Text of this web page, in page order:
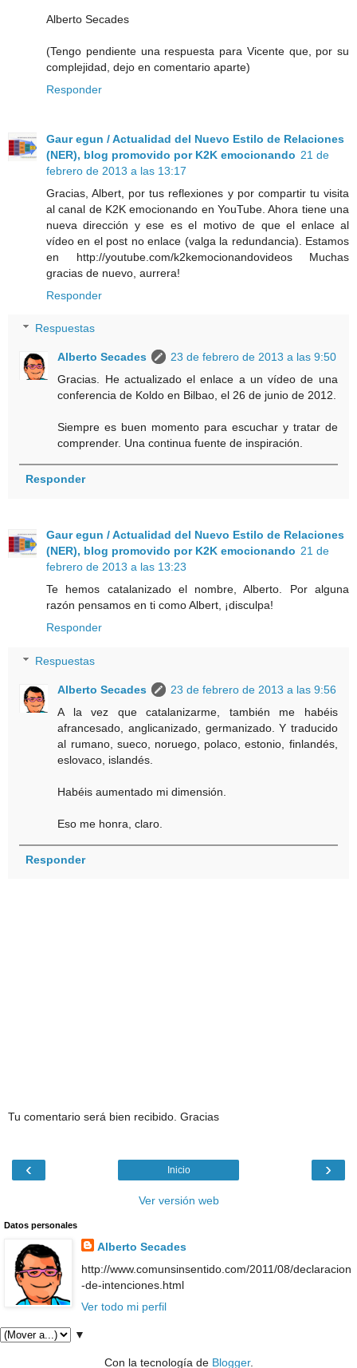
Alberto Secades
(Tengo pendiente una respuesta para Vicente que, por su
complejidad, dejo en comentario aparte)
Responder
Gaur egun / Actualidad del Nuevo Estilo de Relaciones
(NER), blog promovido por K2K emocionando 21 de
febrero de 2013 a las 13:17
Gracias, Albert, por tus reflexiones y por compartir tu visita
al canal de K2K emocionando en YouTube. Ahora tiene una
nueva dirección y ese es el motivo de que el enlace al
vídeo en el post no enlace (valga la redundancia). Estamos
en http://youtube.com/k2kemocionandovideos Muchas
gracias de nuevo, aurrera!
Responder
Respuestas
Alberto Secades
23 de febrero de 2013 a las 9:50
Gracias. He actualizado el enlace a un vídeo de una
conferencia de Koldo en Bilbao, el 26 de junio de 2012.
Siempre es buen momento para escuchar y tratar de
comprender. Una continua fuente de inspiración.
Responder
Gaur egun / Actualidad del Nuevo Estilo de Relaciones
(NER), blog promovido por K2K emocionando 21 de
febrero de 2013 a las 13:23
Te hemos catalanizado el nombre, Alberto. Por alguna
razón pensamos en ti como Albert, ¡disculpa!
Responder
Respuestas
Alberto Secades
23 de febrero de 2013 a las 9:56
A la vez que catalanizarme, también me habéis
afrancesado, anglicanizado, germanizado. Y traducido
al rumano, sueco, noruego, polaco, estonio, finlandés,
eslovaco, islandés.
Habéis aumentado mi dimensión.
Eso me honra, claro.
Responder
Tu comentario será bien recibido. Gracias
‹ ›
Inicio
Ver versión web
Datos personales
Alberto Secades
http://www.comunsinsentido.com/2011/08/declaracion
-de-intenciones.html
Ver todo mi perfil
▼
Con la tecnología de Blogger.